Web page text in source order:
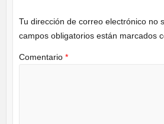
Tu dirección de correo electrónico no
campos obligatorios están marcados
Comentario *